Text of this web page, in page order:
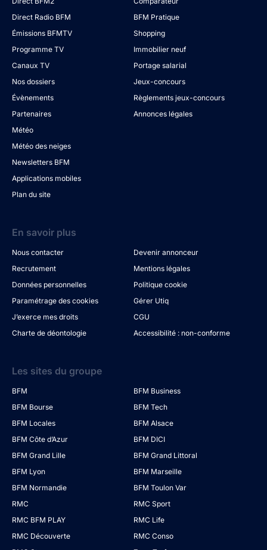
Direct Radio BFM
Émissions BFMTV
Programme TV
Canaux TV
Nos dossiers
Évènements
Partenaires
Météo
Météo des neiges
Newsletters BFM
Applications mobiles
Plan du site
BFM Pratique
Shopping
Immobilier neuf
Portage salarial
Jeux-concours
Règlements jeux-concours
Annonces légales
En savoir plus
Nous contacter
Devenir annonceur
Recrutement
Mentions légales
Données personnelles
Politique cookie
Paramétrage des cookies
Gérer Utiq
J’exerce mes droits
CGU
Charte de déontologie
Accessibilité : non-conforme
Les sites du groupe
BFM
BFM Business
BFM Bourse
BFM Tech
BFM Locales
BFM Alsace
BFM Côte d’Azur
BFM DICI
BFM Grand Lille
BFM Grand Littoral
BFM Lyon
BFM Marseille
BFM Normandie
BFM Toulon Var
RMC
RMC Sport
RMC BFM PLAY
RMC Life
RMC Découverte
RMC Conso